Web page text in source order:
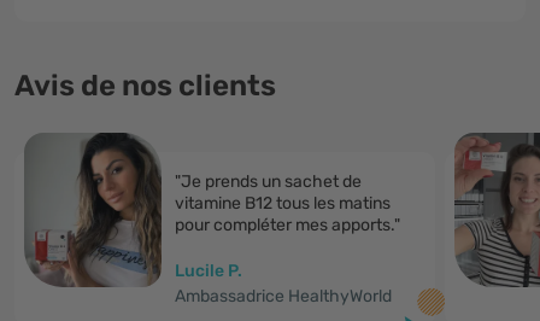
Avis de nos clients
"Je prends un sachet de
vitamine B12 tous les matins
pour compléter mes apports."
Lucile P.
Ambassadrice HealthyWorld